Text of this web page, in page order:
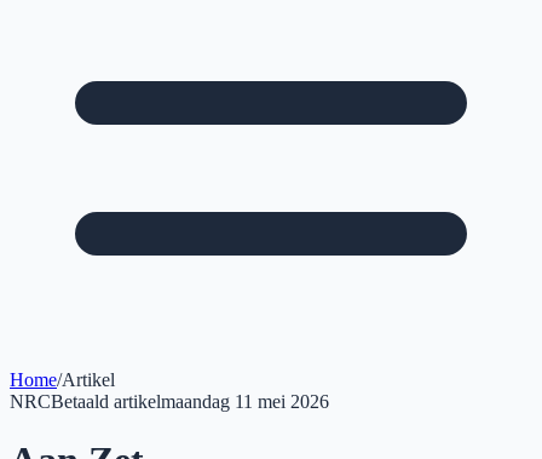
Home/Artikel
NRCBetaald artikelmaandag 11 mei 2026